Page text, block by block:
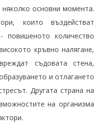
основни момента.
които въздействат
повишеното количество
кръвно налягане,
съдовата стена,
и отлагането
Другата страна на
на организма